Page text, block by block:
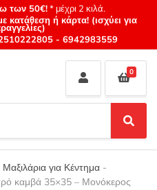
των 50€!* μέχρι 2 κιλά.
ή κάρτα! (ισχύει για
- 6942983559
S
e
a
c
0
για Κέντημα -
καμβά 35×35 – Μονόκερος